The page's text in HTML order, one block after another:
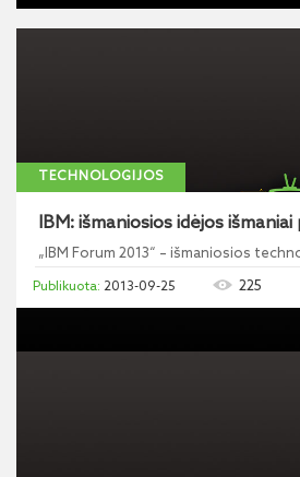
TECHNOLOGIJOS
IBM: išmaniosios idėjos
„IBM Forum 2013“ – išmaniosios
2013-09-25 225